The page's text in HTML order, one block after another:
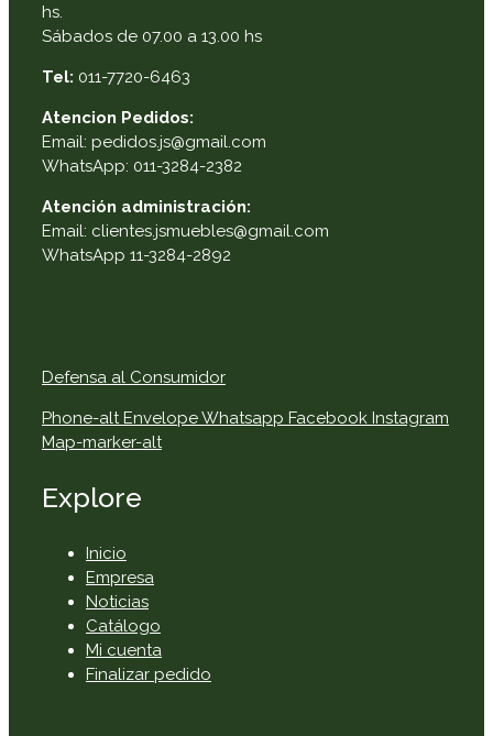
hs.
Sábados de 07.00 a 13.00 hs
Tel: 011-7720-6463
Atencion Pedidos:
Email: pedidos.js@gmail.com
WhatsApp: 011-3284-2382
Atención administración:
Email: clientes.jsmuebles@gmail.com
WhatsApp 11-3284-2892
Defensa al Consumidor
Phone-alt EnvelopeWhatsapp Facebook Instagram
Map-marker-alt
Explore
Inicio
Empresa
Noticias
Catálogo
Mi cuenta
Finalizar pedido